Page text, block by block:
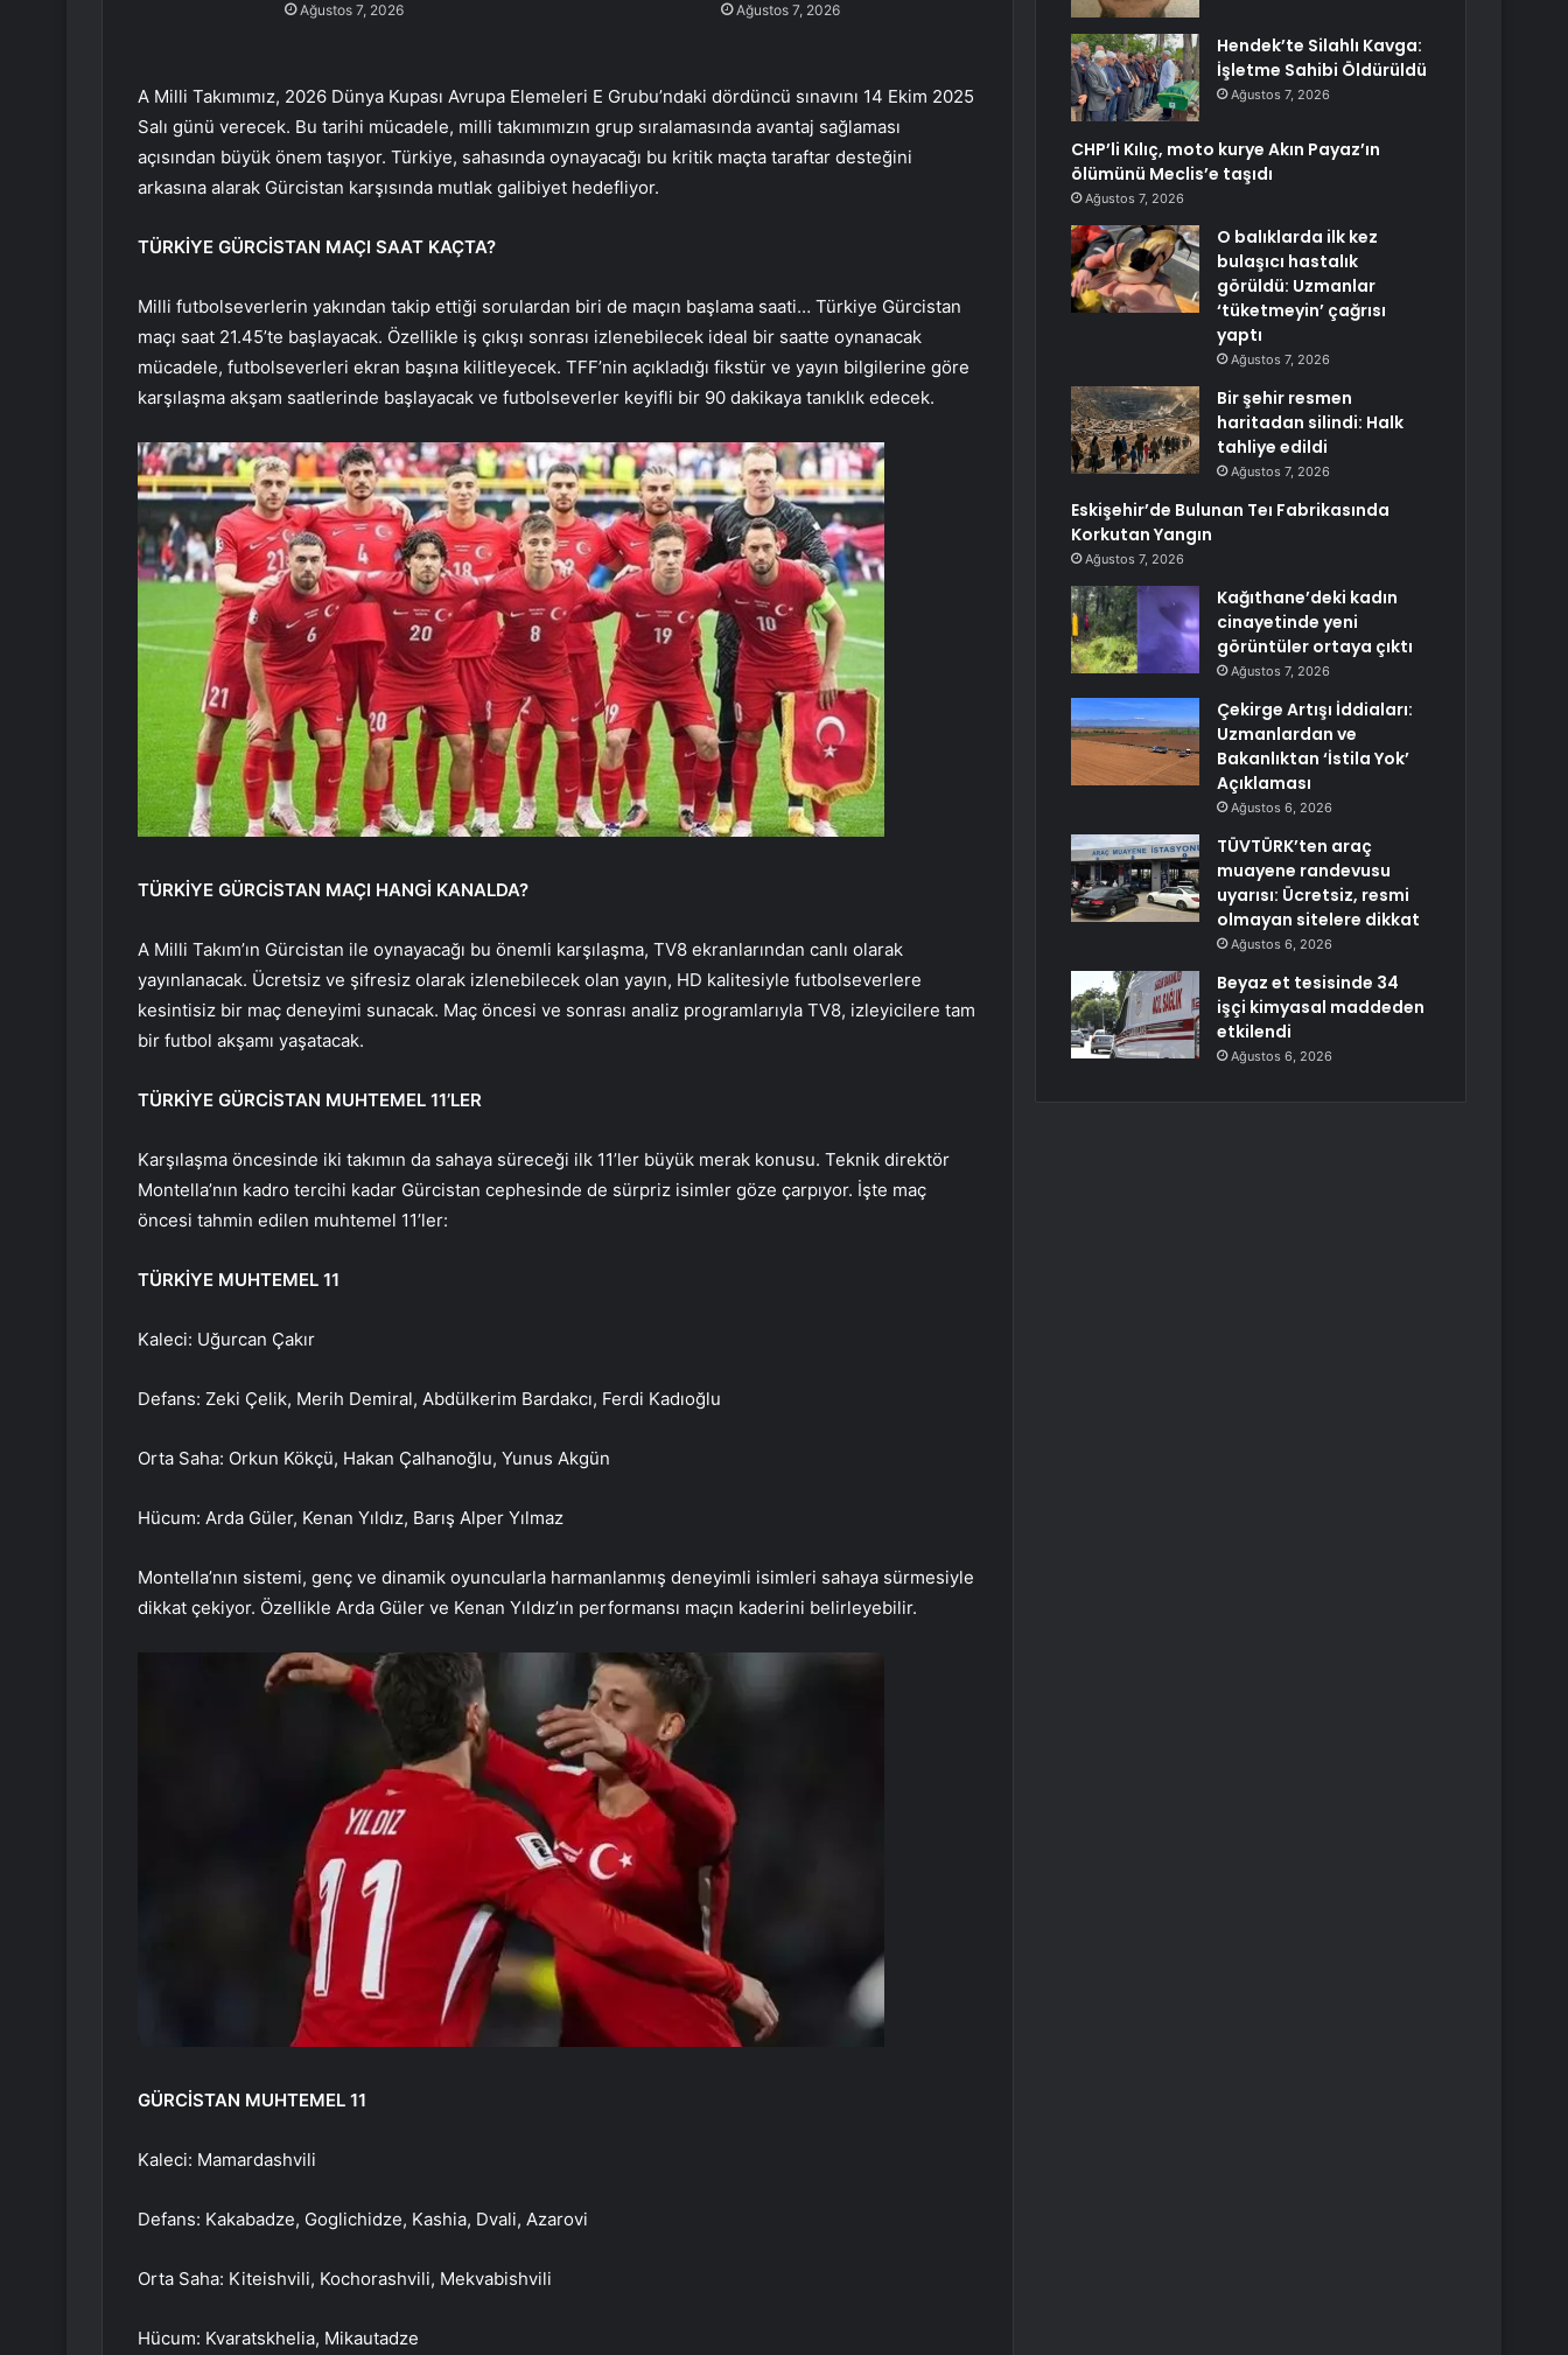
Ağustos 7, 2026 Ağustos 7, 2026
A Milli Takımımız, 2026 Dünya Kupası Avrupa Elemeleri E Grubu’ndaki dördüncü sınavını 14 Ekim 2025
Salı günü verecek. Bu tarihi mücadele, milli takımımızın grup sıralamasında avantaj sağlaması
açısından büyük önem taşıyor. Türkiye, sahasında oynayacağı bu kritik maçta taraftar desteğini
arkasına alarak Gürcistan karşısında mutlak galibiyet hedefliyor.
TÜRKİYE GÜRCİSTAN MAÇI SAAT KAÇTA?
Milli futbolseverlerin yakından takip ettiği sorulardan biri de maçın başlama saati… Türkiye Gürcistan
maçı saat 21.45’te başlayacak. Özellikle iş çıkışı sonrası izlenebilecek ideal bir saatte oynanacak
mücadele, futbolseverleri ekran başına kilitleyecek. TFF’nin açıkladığı fikstür ve yayın bilgilerine göre
karşılaşma akşam saatlerinde başlayacak ve futbolseverler keyifli bir 90 dakikaya tanıklık edecek.
TÜRKİYE GÜRCİSTAN MAÇI HANGİ KANALDA?
A Milli Takım’ın Gürcistan ile oynayacağı bu önemli karşılaşma, TV8 ekranlarından canlı olarak
yayınlanacak. Ücretsiz ve şifresiz olarak izlenebilecek olan yayın, HD kalitesiyle futbolseverlere
kesintisiz bir maç deneyimi sunacak. Maç öncesi ve sonrası analiz programlarıyla TV8, izleyicilere tam
bir futbol akşamı yaşatacak.
TÜRKİYE GÜRCİSTAN MUHTEMEL 11’LER
Karşılaşma öncesinde iki takımın da sahaya süreceği ilk 11’ler büyük merak konusu. Teknik direktör
Montella’nın kadro tercihi kadar Gürcistan cephesinde de sürpriz isimler göze çarpıyor. İşte maç
öncesi tahmin edilen muhtemel 11’ler:
TÜRKİYE MUHTEMEL 11
Kaleci: Uğurcan Çakır
Defans: Zeki Çelik, Merih Demiral, Abdülkerim Bardakcı, Ferdi Kadıoğlu
Orta Saha: Orkun Kökçü, Hakan Çalhanoğlu, Yunus Akgün
Hücum: Arda Güler, Kenan Yıldız, Barış Alper Yılmaz
Montella’nın sistemi, genç ve dinamik oyuncularla harmanlanmış deneyimli isimleri sahaya sürmesiyle
dikkat çekiyor. Özellikle Arda Güler ve Kenan Yıldız’ın performansı maçın kaderini belirleyebilir.
GÜRCİSTAN MUHTEMEL 11
Kaleci: Mamardashvili
Defans: Kakabadze, Goglichidze, Kashia, Dvali, Azarovi
Orta Saha: Kiteishvili, Kochorashvili, Mekvabishvili
Hücum: Kvaratskhelia, Mikautadze
Hendek’te Silahlı Kavga:
İşletme Sahibi Öldürüldü
Ağustos 7, 2026
CHP’li Kılıç, moto kurye Akın Payaz’ın
ölümünü Meclis’e taşıdı
Ağustos 7, 2026
O balıklarda ilk kez
bulaşıcı hastalık
görüldü: Uzmanlar
‘tüketmeyin’ çağrısı
yaptı
Ağustos 7, 2026
Bir şehir resmen
haritadan silindi: Halk
tahliye edildi
Ağustos 7, 2026
Eskişehir’de Bulunan Teı Fabrikasında
Korkutan Yangın
Ağustos 7, 2026
Kağıthane’deki kadın
cinayetinde yeni
görüntüler ortaya çıktı
Ağustos 7, 2026
Çekirge Artışı İddiaları:
Uzmanlardan ve
Bakanlıktan ‘İstila Yok’
Açıklaması
Ağustos 6, 2026
TÜVTÜRK’ten araç
muayene randevusu
uyarısı: Ücretsiz, resmi
olmayan sitelere dikkat
Ağustos 6, 2026
Beyaz et tesisinde 34
işçi kimyasal maddeden
etkilendi
Ağustos 6, 2026